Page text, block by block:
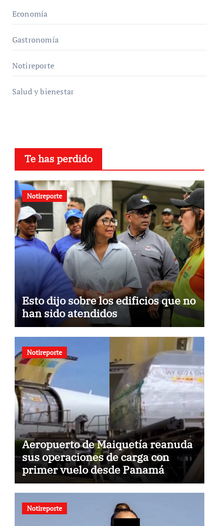
Economía
Gastronomía
Notireporte
Salud y bienestar
Te has perdido
Notireporte
Esto dijo sobre los edificios que no
han sido atendidos
Notireporte
Aeropuerto de Maiquetía reanuda
sus operaciones de carga con
primer vuelo desde Panamá
Notireporte